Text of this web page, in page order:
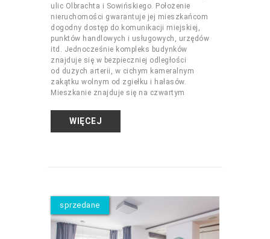
ulic Olbrachta i Sowińskiego. Położenie
nieruchomości gwarantuje jej mieszkańcom
dogodny dostęp do komunikacji miejskiej,
punktów handlowych i usługowych, urzędów
itd. Jednocześnie kompleks budynków
znajduje się w bezpieczniej odległości
od dużych arterii, w cichym kameralnym
zakątku wolnym od zgiełku i hałasów.
Mieszkanie znajduje się na czwartym
WIĘCEJ
sprzedane